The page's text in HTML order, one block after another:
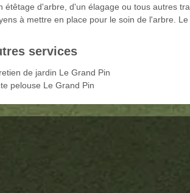
étêtage d'arbre, d'un élagage ou tous autres
à mettre en place pour le soin de l'arbre.
services
de jardin Le Grand Pin
pelouse Le Grand Pin